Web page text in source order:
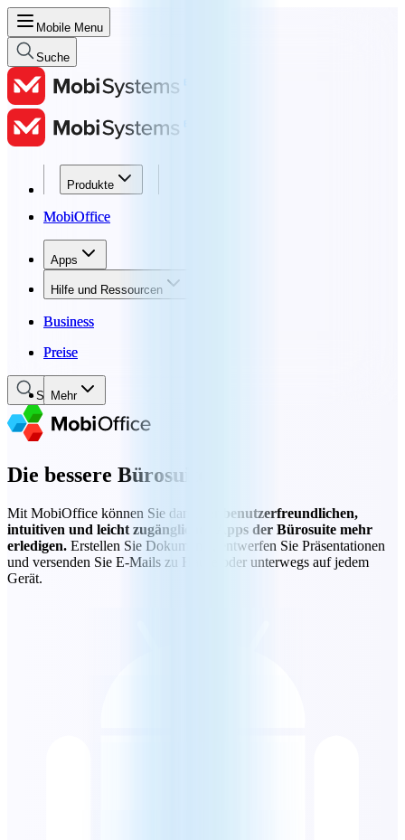
Mobile Menu
Suche
Produkte
MobiOffice
Apps
Hilfe und Ressourcen
Business
Preise
Mehr
Produkte
MobiOffice
Apps
Hilfe und Ressourcen
Business
Preise
Suche
Die bessere Bürosuite
Mit MobiOffice können Sie dank der
benutzerfreundlichen,
intuitiven und leicht zugänglichen Apps der Bürosuite mehr
erledigen. Erstellen Sie Dokumente, entwerfen Sie Präsentationen
und versenden Sie E-Mails zu Hause oder unterwegs auf jedem
Gerät.